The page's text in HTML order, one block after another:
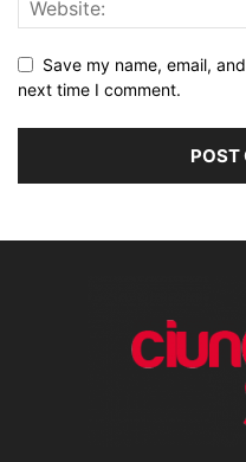
Save my name, email,
next time I comment.